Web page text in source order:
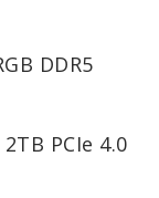
DDR5
PCIe 4.0